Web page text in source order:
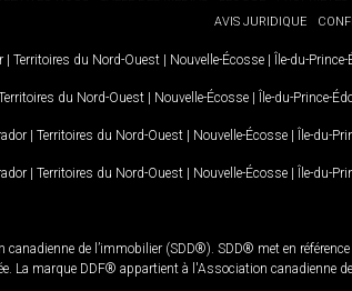
AVIS JURIDIQUE
| Territoires du Nord-Ouest | Nouvelle-Écosse | Île-du-
du Nord-Ouest | Nouvelle-Écosse | Île-du-Prince-
| Territoires du Nord-Ouest | Nouvelle-Écosse | Île-du-
| Territoires du Nord-Ouest | Nouvelle-Écosse | Île-du-
de l’immobilier (SDD®). SDD® met en
marque DDF® appartient à l'Association canadienne